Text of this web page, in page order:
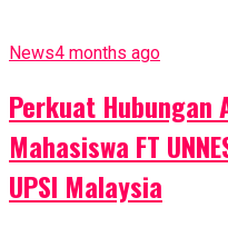
News4 months ago
Perkuat Hubungan
Mahasiswa FT
UPSI Malaysia